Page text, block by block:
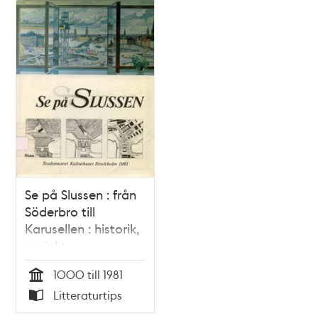
Se på Slussen : från
Söderbro till
Karusellen : historik,
projekt,
framtidsperspektiv /
Hans Eklund ; med
bidrag av Holger
Blom m.fl.
Tid
1000 till 1981
Typ
Litteraturtips